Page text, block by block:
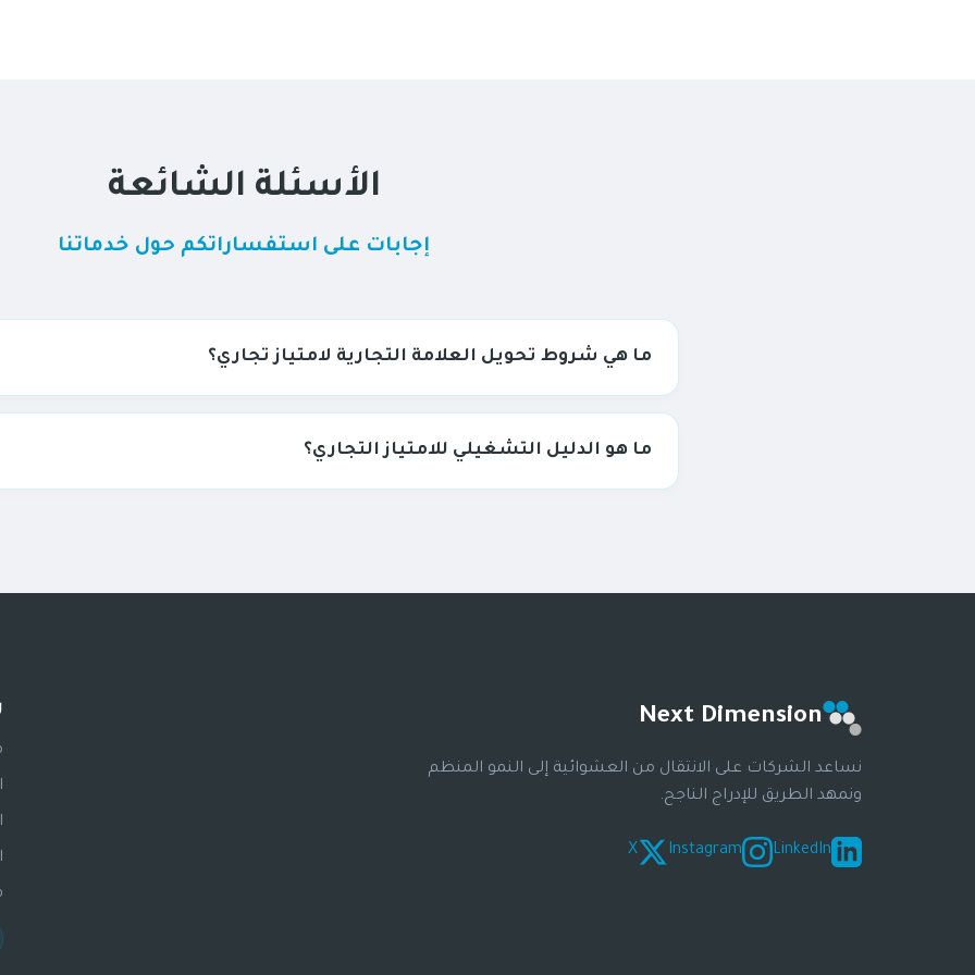
الأسئلة الشائعة
إجابات على استفساراتكم حول خدماتنا
ما هي شروط تحويل العلامة التجارية لامتياز تجاري؟
لإدارة الفروع.
ما هو الدليل التشغيلي للامتياز التجاري؟
Next Dimension
نساعد الشركات على الانتقال من العشوائية إلى النمو المنظم
ونمهد الطريق للإدراج الناجح.
LinkedIn
Instagram
X